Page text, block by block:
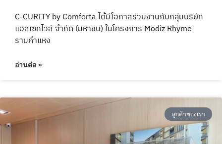
Digital Door Lock : Modiz Rhyme
C-CURITY by Comforta ได้มีโอกาสร่วมงานกับกลุ่มบริษัท
รามคำแหง
ลูกค้าของเรา